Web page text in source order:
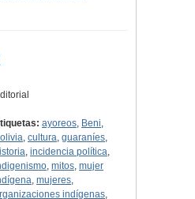
ayoreos, Beni,
,cultura,guaraníes,
,incidencia política,
,mitos,mujer
,mujeres,
indígenas,